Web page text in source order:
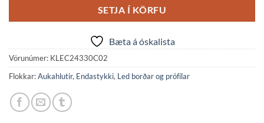
SETJA Í KÖRFU
Bæta á óskalista
Vörunúmer: KLEC24330C02
Flokkar:Aukahlutir, Endastykki, Led borðar og prófílar